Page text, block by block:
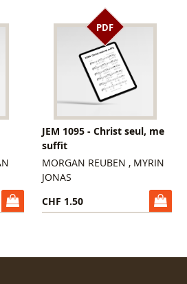
PDF
JEM 1095 - Christ seul, me
suffit
MORGAN REUBEN , MYRIN
JONAS
CHF 1.50